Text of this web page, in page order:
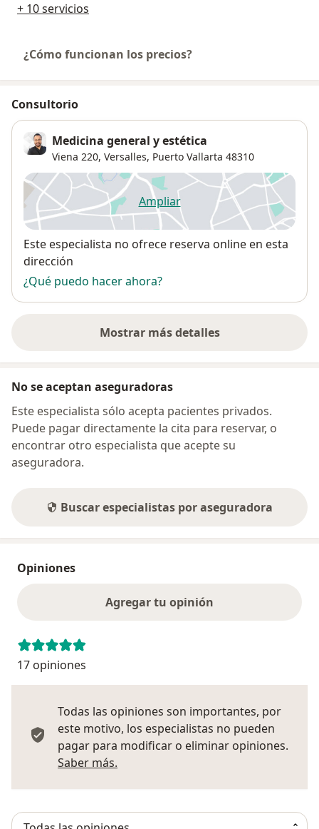
+ 10 servicios
¿Cómo funcionan los precios?
Consultorio
Medicina general y estética
Viena 220, Versalles, Puerto Vallarta 48310
Ampliarse abre en una nueva
Disponibilidad
Este especialista no ofrece reserva online en esta
dirección
¿Qué puedo hacer ahora?
Mostrar más detalles
sobre la dirección
No se aceptan aseguradoras
Este especialista sólo acepta pacientes privados.
Puede pagar directamente la cita para reservar, o
encontrar otro especialista que acepte su
aseguradora.
Buscar especialistas por aseguradora
Opiniones
Agregar tu opinión
17 opiniones
Todas las opiniones son importantes, por
este motivo, los especialistas no pueden
pagar para modificar o eliminar opiniones.
Saber más.